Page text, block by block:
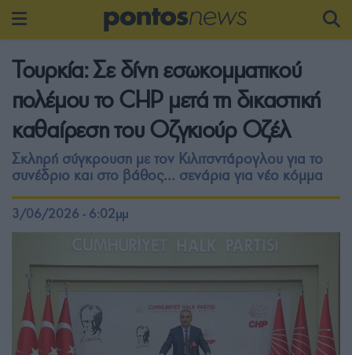
Τουρκία: Σε δίνη εσωκομματικού
πολέμου το CHP μετά τη δικαστική
καθαίρεση του Οζγκιούρ Οζέλ
Σκληρή σύγκρουση με τον Κιλιτσντάρογλου για το
συνέδριο και στο βάθος... σενάρια για νέο κόμμα
3/06/2026 - 6:02μμ